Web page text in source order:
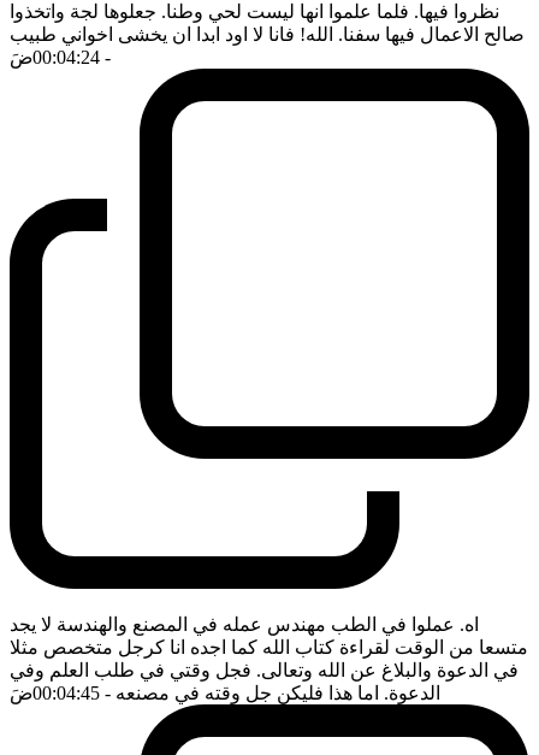
نظروا فيها. فلما علموا انها ليست لحي وطنا. جعلوها لجة واتخذوا
صالح الاعمال فيها سفنا. الله! فانا لا اود ابدا ان يخشى اخواني طبيب
- 00:04:24
ضَ
اه. عملوا في الطب مهندس عمله في المصنع والهندسة لا يجد
متسعا من الوقت لقراءة كتاب الله كما اجده انا كرجل متخصص مثلا
في الدعوة والبلاغ عن الله وتعالى. فجل وقتي في طلب العلم وفي
الدعوة. اما هذا فليكن جل وقته في مصنعه - 00:04:45 ضَ